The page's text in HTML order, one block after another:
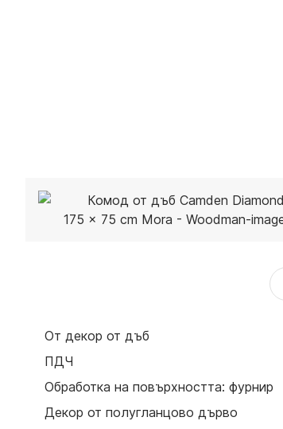
От декор от дъб
ПДЧ
Oбработка на повърхността: фурнир
Декор от полугланцово дърво